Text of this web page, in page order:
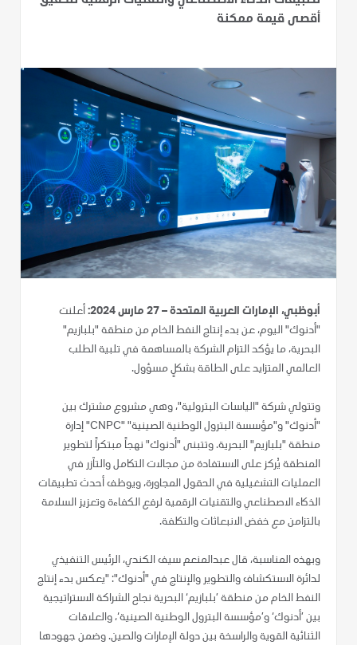
أقصى قيمة ممكنة
أبوظبي، الإمارات العربية المتحدة – 27 مارس 2024:
أعلنت
"أدنوك" اليوم، عن بدء إنتاج النفط الخام من منطقة "بلبازيم"
البحرية، ما يؤكد التزام الشركة بالمساهمة في تلبية الطلب
العالمي المتزايد على الطاقة بشكلٍ مسؤول.
وتتولي شركة "الياسات البترولية"، وهي مشروع مشترك بين
"أدنوك" و"مؤسسة البترول الوطنية الصينية" "CNPC" إدارة
منطقة "بلبازيم" البحرية. وتتبنى "أدنوك" نهجاً مبتكراً لتطوير
المنطقة يُركز على الاستفادة من مجالات التكامل والتآزر في
العمليات التشغيلية في الحقول المجاورة، ويوظف أحدث تطبيقات
الذكاء الاصطناعي والتقنيات الرقمية لرفع الكفاءة وتعزيز السلامة
بالتزامن مع خفض الانبعاثات والتكلفة.
وبهذه المناسبة، قال عبدالمنعم سيف الكندي، الرئيس التنفيذي
لدائرة الاستكشاف والتطوير والإنتاج في "أدنوك": "يعكس بدء إنتاج
النفط الخام من منطقة ’بلبازيم‘ البحرية نجاح الشراكة الاستراتيجية
بين ’أدنوك‘ و’مؤسسة البترول الوطنية الصينية‘، والعلاقات
الثنائية القوية والراسخة بين دولة الإمارات والصين. وضمن جهودها